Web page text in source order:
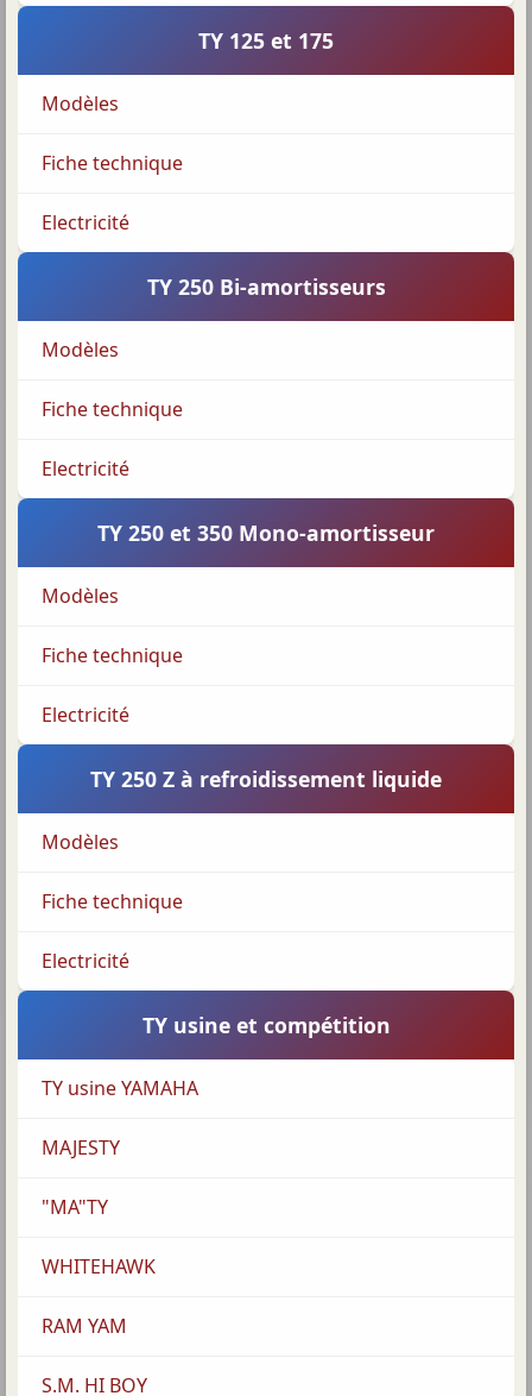
TY 125 et 175
Modèles
Fiche technique
Electricité
TY 250 Bi-amortisseurs
Modèles
Fiche technique
Electricité
TY 250 et 350 Mono-amortisseur
Modèles
Fiche technique
Electricité
TY 250 Z à refroidissement liquide
Modèles
Fiche technique
Electricité
TY usine et compétition
TY usine YAMAHA
MAJESTY
"MA"TY
WHITEHAWK
RAM YAM
S.M. HI BOY